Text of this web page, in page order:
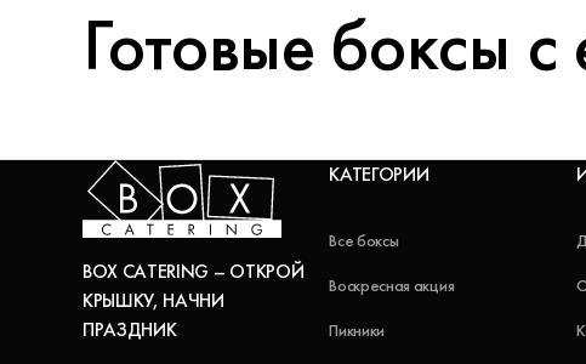
Готовые боксы
BOX CATERING – ОТКРОЙ
КРЫШКУ, НАЧНИ
ПРАЗДНИК
КАТЕГОРИИ
Все боксы
Воскресная акция
Пикники